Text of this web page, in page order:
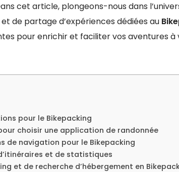
cet article, plongeons-nous dans
de partage d’expériences dédiées au
pour enrichir et faciliter vos aventures à
pour le Bikepacking
choisir une application de randonnée
de navigation pour le Bikepacking
et de statistiques
et de recherche d’hébergement en